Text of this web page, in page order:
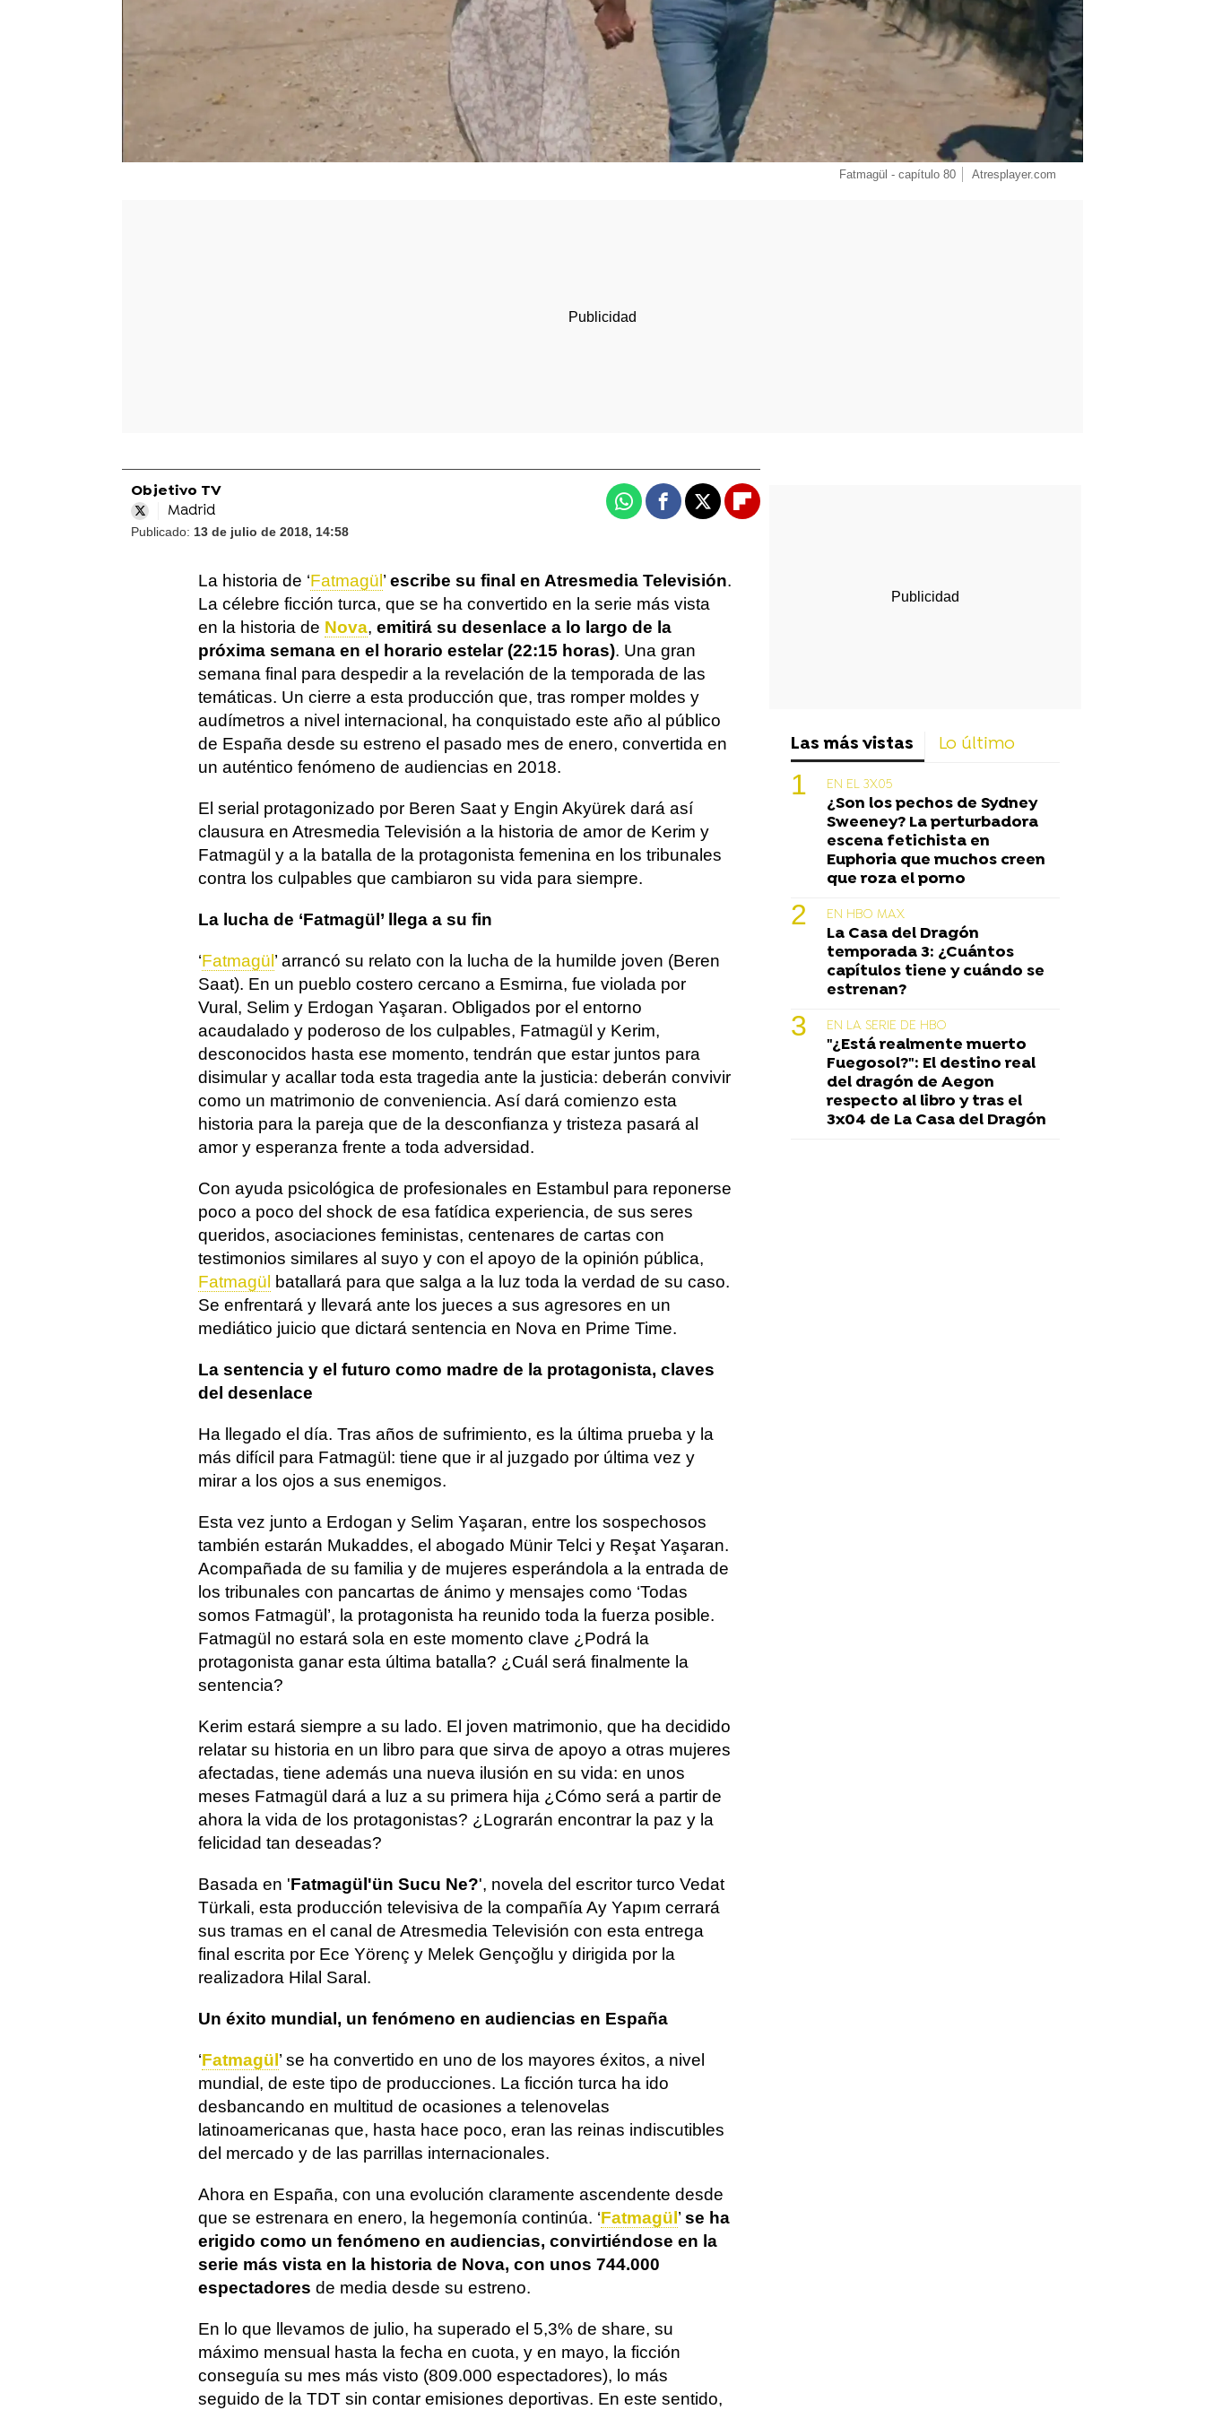
Fatmagül - capítulo 80 Atresplayer.com
Objetivo TV
Madrid
Publicado: 13 de julio de 2018, 14:58
WhatsappFacebook
X Flipboard
La historia de ‘Fatmagül ’ escribe su final en Atresmedia Televisión.
La célebre ficción turca, que se ha convertido en la serie más vista
en la historia de Nova, emitirá su desenlace a lo largo de la
próxima semana en el horario estelar (22:15 horas). Una gran
semana final para despedir a la revelación de la temporada de las
temáticas. Un cierre a esta producción que, tras romper moldes y
audímetros a nivel internacional, ha conquistado este año al público
de España desde su estreno el pasado mes de enero, convertida en
un auténtico fenómeno de audiencias en 2018.
El serial protagonizado por Beren Saat y Engin Akyürek dará así
clausura en Atresmedia Televisión a la historia de amor de Kerim y
Fatmagül y a la batalla de la protagonista femenina en los tribunales
contra los culpables que cambiaron su vida para siempre.
La lucha de ‘Fatmagül’ llega a su fin
‘Fatmagül ’ arrancó su relato con la lucha de la humilde joven (Beren
Saat). En un pueblo costero cercano a Esmirna, fue violada por
Vural, Selim y Erdogan Yaşaran. Obligados por el entorno
acaudalado y poderoso de los culpables, Fatmagül y Kerim,
desconocidos hasta ese momento, tendrán que estar juntos para
disimular y acallar toda esta tragedia ante la justicia: deberán convivir
como un matrimonio de conveniencia. Así dará comienzo esta
historia para la pareja que de la desconfianza y tristeza pasará al
amor y esperanza frente a toda adversidad.
Con ayuda psicológica de profesionales en Estambul para reponerse
poco a poco del shock de esa fatídica experiencia, de sus seres
queridos, asociaciones feministas, centenares de cartas con
testimonios similares al suyo y con el apoyo de la opinión pública,
Fatmagül
batallará para que salga a la luz toda la verdad de su caso.
Se enfrentará y llevará ante los jueces a sus agresores en un
mediático juicio que dictará sentencia en Nova en Prime Time.
La sentencia y el futuro como madre de la protagonista, claves
del desenlace
Ha llegado el día. Tras años de sufrimiento, es la última prueba y la
más difícil para Fatmagül: tiene que ir al juzgado por última vez y
mirar a los ojos a sus enemigos.
Esta vez junto a Erdogan y Selim Yaşaran, entre los sospechosos
también estarán Mukaddes, el abogado Münir Telci y Reşat Yaşaran.
Acompañada de su familia y de mujeres esperándola a la entrada de
los tribunales con pancartas de ánimo y mensajes como ‘Todas
somos Fatmagül’, la protagonista ha reunido toda la fuerza posible.
Fatmagül no estará sola en este momento clave ¿Podrá la
protagonista ganar esta última batalla? ¿Cuál será finalmente la
sentencia?
Kerim estará siempre a su lado. El joven matrimonio, que ha decidido
relatar su historia en un libro para que sirva de apoyo a otras mujeres
afectadas, tiene además una nueva ilusión en su vida: en unos
meses Fatmagül dará a luz a su primera hija ¿Cómo será a partir de
ahora la vida de los protagonistas? ¿Lograrán encontrar la paz y la
felicidad tan deseadas?
Basada en 'Fatmagül'ün Sucu Ne?', novela del escritor turco Vedat
Türkali, esta producción televisiva de la compañía Ay Yapım cerrará
sus tramas en el canal de Atresmedia Televisión con esta entrega
final escrita por Ece Yörenç y Melek Gençoğlu y dirigida por la
realizadora Hilal Saral.
Un éxito mundial, un fenómeno en audiencias en España
‘Fatmagül ’ se ha convertido en uno de los mayores éxitos, a nivel
mundial, de este tipo de producciones. La ficción turca ha ido
desbancando en multitud de ocasiones a telenovelas
latinoamericanas que, hasta hace poco, eran las reinas indiscutibles
del mercado y de las parrillas internacionales.
Ahora en España, con una evolución claramente ascendente desde
que se estrenara en enero, la hegemonía continúa. ‘Fatmagül ’ se ha
erigido como un fenómeno en audiencias, convirtiéndose en la
serie más vista en la historia de Nova, con unos 744.000
espectadores de media desde su estreno.
En lo que llevamos de julio, ha superado el 5,3% de share, su
máximo mensual hasta la fecha en cuota, y en mayo, la ficción
conseguía su mes más visto (809.000 espectadores), lo más
seguido de la TDT sin contar emisiones deportivas. En este sentido,
Las más vistas Lo último
EN EL 3X05
¿Son los pechos de Sydney
Sweeney? La perturbadora
escena fetichista en
Euphoria que muchos creen
que roza el porno
EN HBO MAX
La Casa del Dragón
temporada 3: ¿Cuántos
capítulos tiene y cuándo se
estrenan?
EN LA SERIE DE HBO
"¿Está realmente muerto
Fuegosol?": El destino real
del dragón de Aegon
respecto al libro y tras el
3x04 de La Casa del Dragón